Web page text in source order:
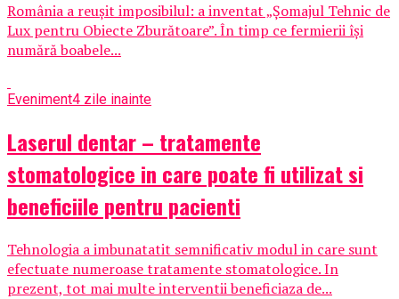
România a reușit imposibilul: a inventat „Șomajul Tehnic de
Lux pentru Obiecte Zburătoare”. În timp ce fermierii își
numără boabele...
Eveniment4 zile inainte
Laserul dentar – tratamente
stomatologice in care poate fi utilizat si
beneficiile pentru pacienti
Tehnologia a imbunatatit semnificativ modul in care sunt
efectuate numeroase tratamente stomatologice. In
prezent, tot mai multe interventii beneficiaza de...